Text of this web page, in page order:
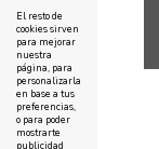
El resto de
cookies sirven
para mejorar
nuestra
página, para
personalizarla
en base a tus
preferencias,
o para poder
mostrarte
publicidad